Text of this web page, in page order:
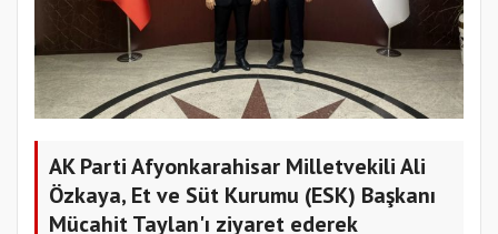
AK Parti Afyonkarahisar Milletvekili Ali
Özkaya, Et ve Süt Kurumu (ESK) Başkanı
Mücahit Taylan'ı ziyaret ederek